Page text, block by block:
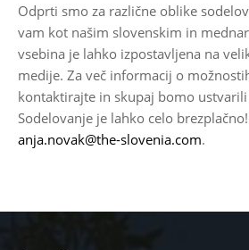
Odprti smo za različne oblike
vam kot našim slovenskim in
vsebina je lahko izpostavljena na
medije. Za več informacij o
kontaktirajte in skupaj bomo
Sodelovanje je lahko celo
anja.novak@the-slovenia.com.